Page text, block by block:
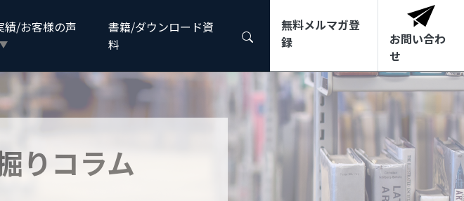
績/お客様の声
書籍/ダウンロード資
料
無料メルマガ登
録
お問い合わ
せ
りコラム